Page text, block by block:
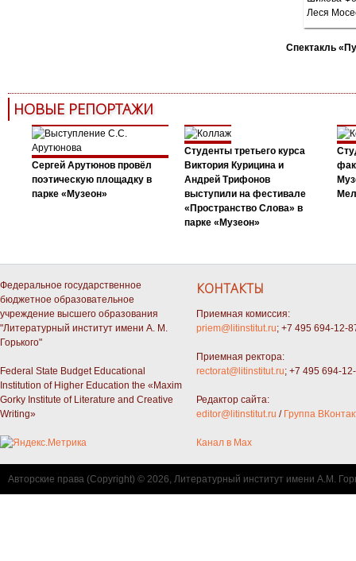
Спектакль
НОВЫЕ РЕПОРТАЖИ
Сергей Арутюнов провёл
поэтическую площадку в
парке «Музеон»
Студенты третьего курса
Виктория Курицина и
Андрей Трифонов
выступили на фестивале
«Пространство Слова» в
парке «Музеон»
Федеральное государственное
бюджетное образовательное
учреждение высшего образования
"Литературный институт имени А. М.
Горького"
Federal State Budget Educational
Institution of Higher Education the «Maxim
Gorky Institute of Literature and Creative
Writing»
КОНТАКТЫ
Приемная комиссия:
priem@litinstitut.ru; +7 495 694-12-
Приемная ректора:
rectorat@litinstitut.ru; +7 495 694-
Редактор сайта:
editor@litinstitut.ru / Группа
Канал в Max
Авторские права (Copyright) © 2026, Литературный институт имени А.М.